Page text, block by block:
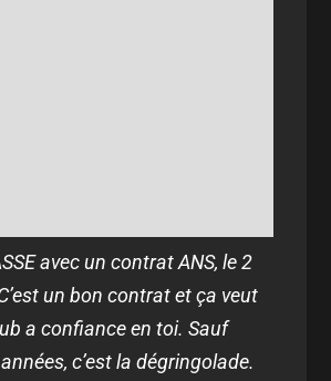
avec un contrat ANS, le 2
un bon contrat et ça veut
a confiance en toi. Sauf
c’est la dégringolade.